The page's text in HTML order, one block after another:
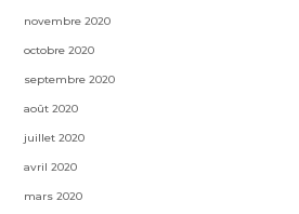
novembre 2020
octobre 2020
septembre 2020
août 2020
juillet 2020
avril 2020
mars 2020